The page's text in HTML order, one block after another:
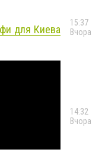
для Киева
15:37
Вчора
14:32
Вчора